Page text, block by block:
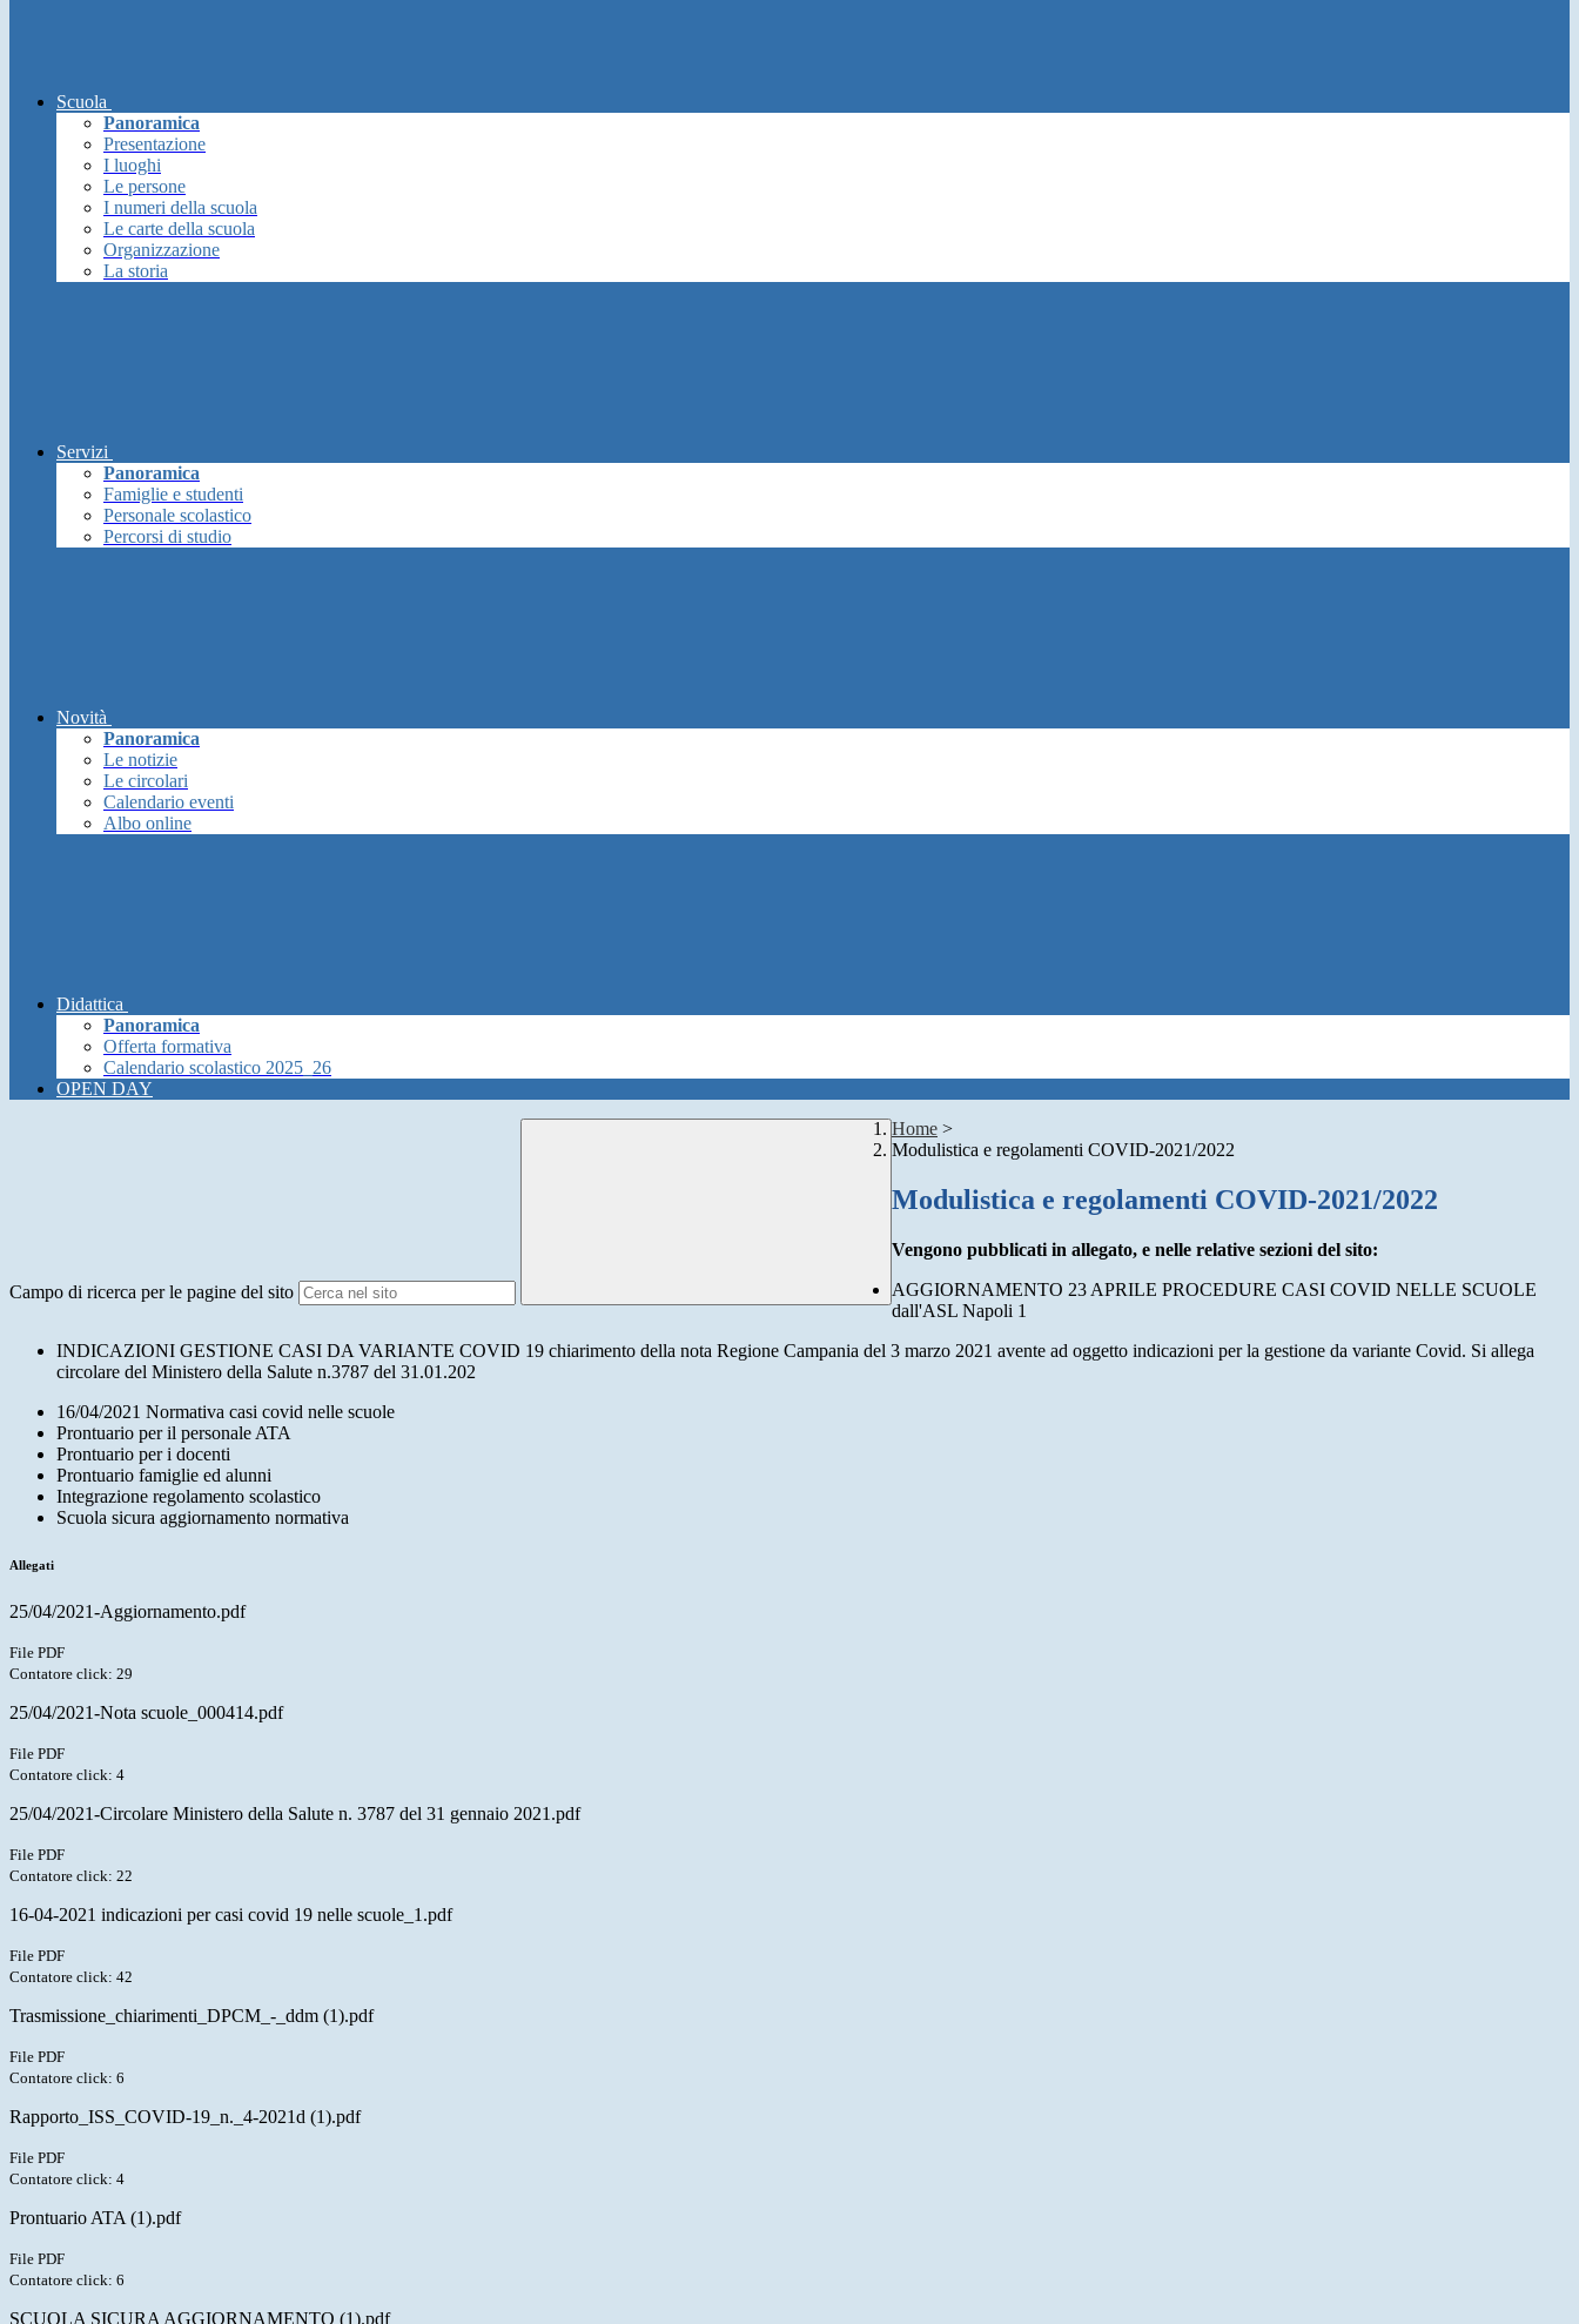
Scuola
Panoramica
Presentazione
I luoghi
Le persone
I numeri della scuola
Le carte della scuola
Organizzazione
La storia
Servizi
Panoramica
Famiglie e studenti
Personale scolastico
Percorsi di studio
Novità
Panoramica
Le notizie
Le circolari
Calendario eventi
Albo online
Didattica
Panoramica
Offerta formativa
Calendario scolastico 2025_26
OPEN DAY
Campo di ricerca per le pagine del sito
Home >
Modulistica e regolamenti COVID-2021/2022
Modulistica e regolamenti COVID-2021/2022
Vengono pubblicati in allegato, e nelle relative sezioni del sito:
AGGIORNAMENTO 23 APRILE PROCEDURE CASI COVID NELLE SCUOLE
dall'ASL Napoli 1
INDICAZIONI GESTIONE CASI DA VARIANTE COVID 19 chiarimento della nota Regione Campania del 3 marzo 2021 avente ad oggetto indicazioni per la gestione da variante Covid. Si allega
circolare del Ministero della Salute n.3787 del 31.01.202
16/04/2021 Normativa casi covid nelle scuole
Prontuario per il personale ATA
Prontuario per i docenti
Prontuario famiglie ed alunni
Integrazione regolamento scolastico
Scuola sicura aggiornamento normativa
Allegati
25/04/2021-Aggiornamento.pdf
File PDF
Contatore click: 29
25/04/2021-Nota scuole_000414.pdf
File PDF
Contatore click: 4
25/04/2021-Circolare Ministero della Salute n. 3787 del 31 gennaio 2021.pdf
File PDF
Contatore click: 22
16-04-2021 indicazioni per casi covid 19 nelle scuole_1.pdf
File PDF
Contatore click: 42
Trasmissione_chiarimenti_DPCM_-_ddm (1).pdf
File PDF
Contatore click: 6
Rapporto_ISS_COVID-19_n._4-2021d (1).pdf
File PDF
Contatore click: 4
Prontuario ATA (1).pdf
File PDF
Contatore click: 6
SCUOLA SICURA AGGIORNAMENTO (1).pdf